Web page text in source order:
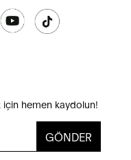
için hemen kaydolun!
GÖNDER